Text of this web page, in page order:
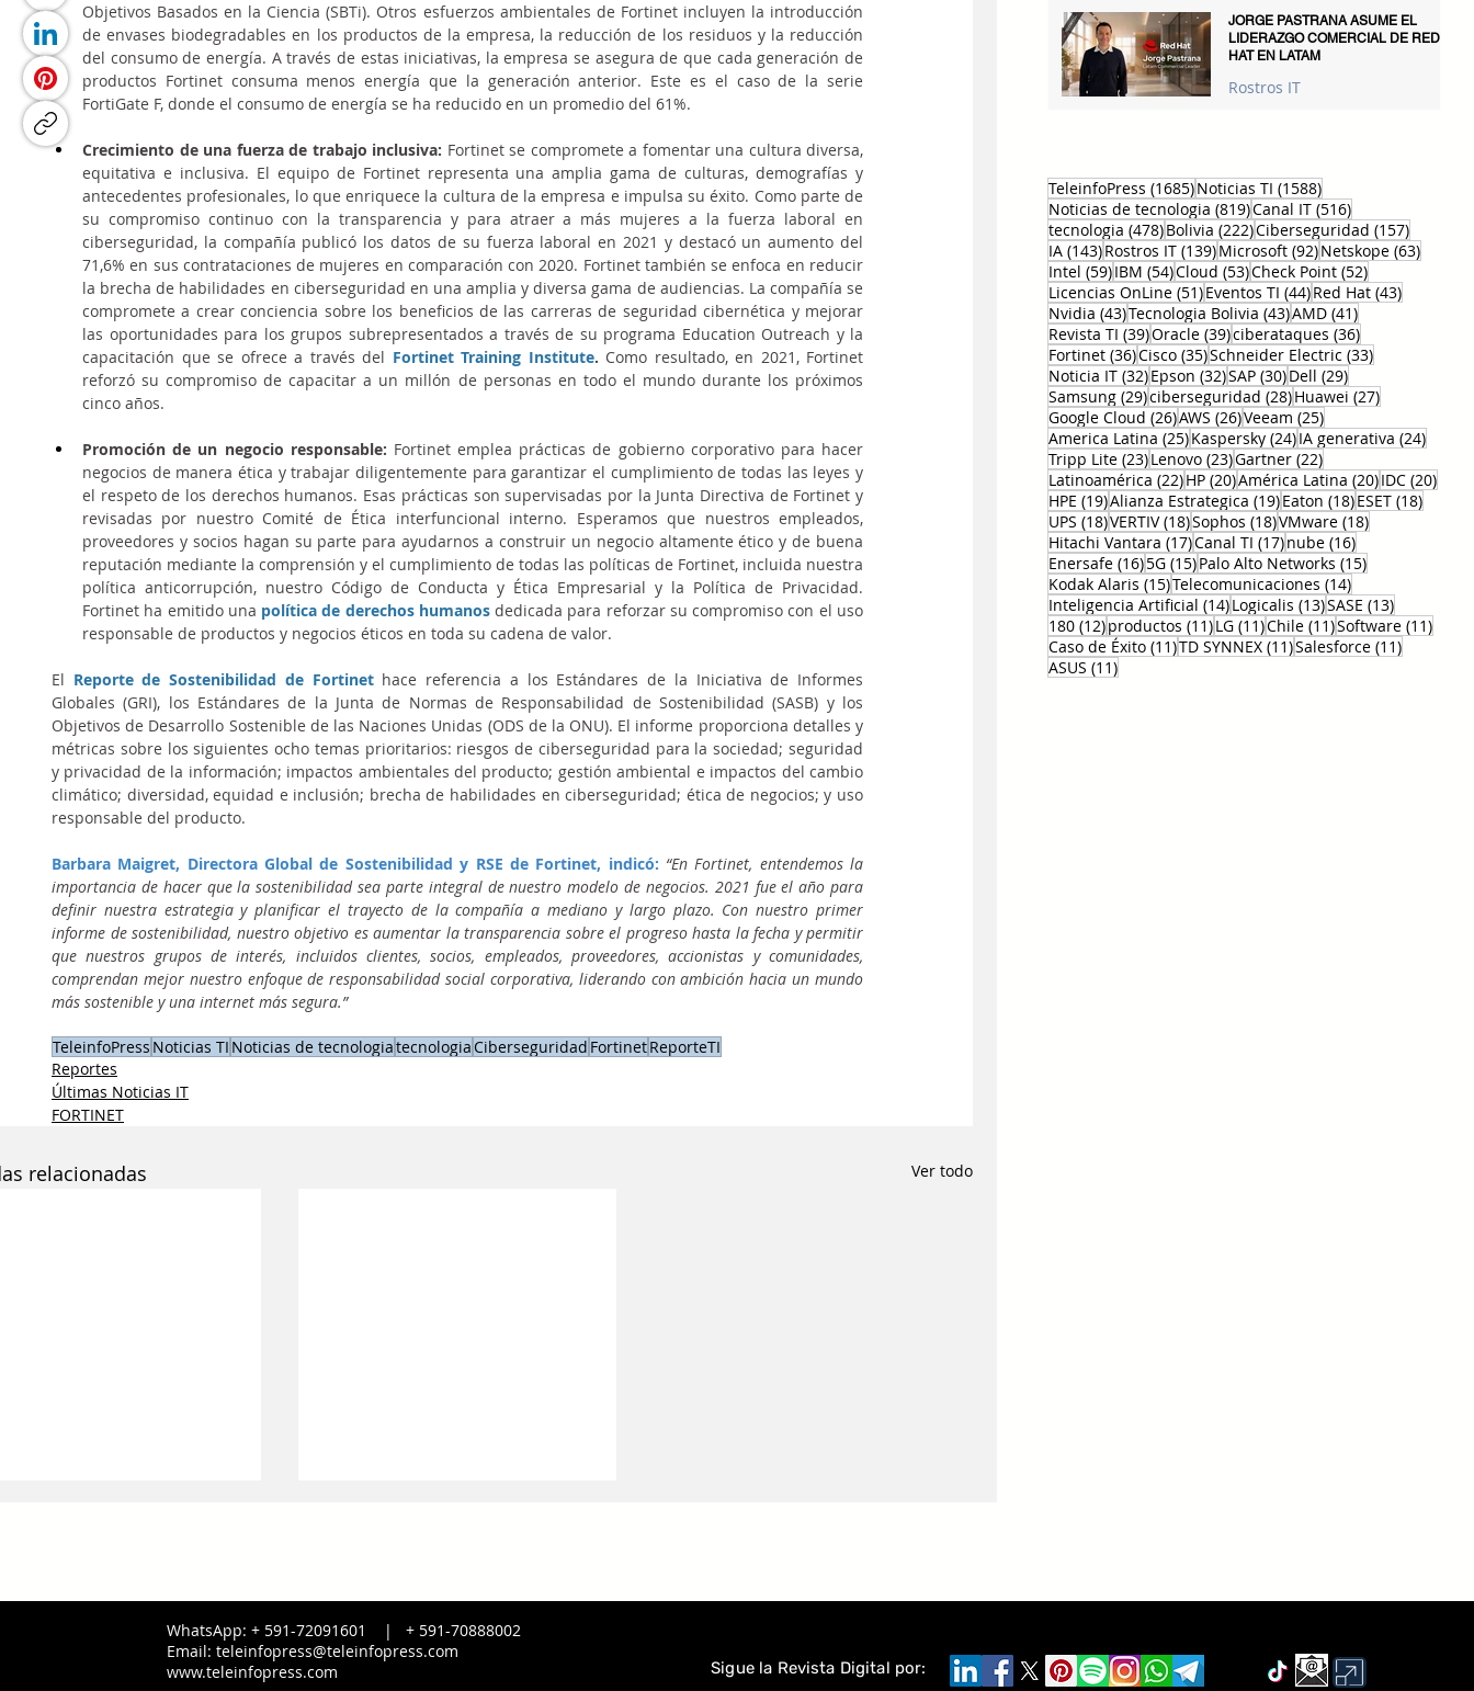
Objetivos Basados ​​en la Ciencia (SBTi). Otros esfuerzos ambientales de Fortinet incluyen la introducción
de envases biodegradables en los productos de la empresa, la reducción de los residuos y la reducción
del consumo de energía. A través de estas iniciativas, la empresa se asegura de que cada generación de
productos Fortinet consuma menos energía que la generación anterior. Este es el caso de la serie
FortiGate F, donde el consumo de energía se ha reducido en un promedio del 61%.
Crecimiento de una fuerza de trabajo inclusiva: Fortinet se compromete a fomentar una cultura diversa,
equitativa e inclusiva. El equipo de Fortinet representa una amplia gama de culturas, demografías y
antecedentes profesionales, lo que enriquece la cultura de la empresa e impulsa su éxito. Como parte de
su compromiso continuo con la transparencia y para atraer a más mujeres a la fuerza laboral en
ciberseguridad, la compañía publicó los datos de su fuerza laboral en 2021 y destacó un aumento del
71,6% en sus contrataciones de mujeres en comparación con 2020. Fortinet también se enfoca en reducir
la brecha de habilidades en ciberseguridad en una amplia y diversa gama de audiencias. La compañía se
compromete a crear conciencia sobre los beneficios de las carreras de seguridad cibernética y mejorar
las oportunidades para los grupos subrepresentados a través de su programa Education Outreach y la
capacitación que se ofrece a través del Fortinet Training Institute. Como resultado, en 2021, Fortinet
reforzó su compromiso de capacitar a un millón de personas en todo el mundo durante los próximos
cinco años.
Promoción de un negocio responsable: Fortinet emplea prácticas de gobierno corporativo para hacer
negocios de manera ética y trabajar diligentemente para garantizar el cumplimiento de todas las leyes y
el respeto de los derechos humanos. Esas prácticas son supervisadas por la Junta Directiva de Fortinet y
revisadas por nuestro Comité de Ética interfuncional interno. Esperamos que nuestros empleados,
proveedores y socios hagan su parte para ayudarnos a construir un negocio altamente ético y de buena
reputación mediante la comprensión y el cumplimiento de todas las políticas de Fortinet, incluida nuestra
política anticorrupción, nuestro Código de Conducta y Ética Empresarial y la Política de Privacidad.
Fortinet ha emitido una política de derechos humanos dedicada para reforzar su compromiso con el uso
responsable de productos y negocios éticos en toda su cadena de valor.
El Reporte de Sostenibilidad de Fortinet hace referencia a los Estándares de la Iniciativa de Informes
Globales (GRI), los Estándares de la Junta de Normas de Responsabilidad de Sostenibilidad (SASB) y los
Objetivos de Desarrollo Sostenible de las Naciones Unidas (ODS de la ONU). El informe proporciona detalles y
métricas sobre los siguientes ocho temas prioritarios: riesgos de ciberseguridad para la sociedad; seguridad
y privacidad de la información; impactos ambientales del producto; gestión ambiental e impactos del cambio
climático; diversidad, equidad e inclusión; brecha de habilidades en ciberseguridad; ética de negocios; y uso
responsable del producto.
Barbara Maigret, Directora Global de Sostenibilidad y RSE de Fortinet, indicó: “En Fortinet, entendemos la
importancia de hacer que la sostenibilidad sea parte integral de nuestro modelo de negocios. 2021 fue el año para
definir nuestra estrategia y planificar el trayecto de la compañía a mediano y largo plazo. Con nuestro primer
informe de sostenibilidad, nuestro objetivo es aumentar la transparencia sobre el progreso hasta la fecha y permitir
que nuestros grupos de interés, incluidos clientes, socios, empleados, proveedores, accionistas y comunidades,
comprendan mejor nuestro enfoque de responsabilidad social corporativa, liderando con ambición hacia un mundo
más sostenible y una internet más segura.”
TeleinfoPress Noticias TI Noticias de tecnologiatecnologiaCiberseguridad FortinetReporteTI
Reportes
Últimas Noticias IT
FORTINET
relacionadas Ver todo
JORGE PASTRANA ASUME EL
LIDERAZGO COMERCIAL DE RED
HAT EN LATAM
Rostros IT
TeleinfoPress (1685)1685 entradas
Noticias TI (1588)1588 entradas
Noticias de tecnologia (819)819 entradas
Canal IT (516)516 entradas
tecnologia (478)478 entradas
Bolivia (222)222 entradas
Ciberseguridad (157)157
IA (143)143 entradas
Rostros IT (139)139 entradas
Microsoft (92)92 entradas
Netskope (63)63
Intel (59)59 entradas
IBM (54)54 entradas
Cloud (53)53 entradas
Check Point (52)52 entradas
Licencias OnLine (51)51 entradas
Eventos TI (44)44 entradas
Red Hat (43)43
Nvidia (43)43 entradas
Tecnologia Bolivia (43)43 entradas
AMD (41)41 entradas
Revista TI (39)39 entradas
Oracle (39)39 entradas
ciberataques (36)36 entradas
Fortinet (36)36 entradas
Cisco (35)35 entradas
Schneider Electric (33)33 entradas
Noticia IT (32)32 entradas
Epson (32)32 entradas
SAP (30)30 entradas
Dell (29)29 entradas
Samsung (29)29 entradas
ciberseguridad (28)28 entradas
Huawei (27)27 entradas
Google Cloud (26)26 entradas
AWS (26)26 entradas
Veeam (25)25 entradas
America Latina (25)25 entradas
Kaspersky (24)24 entradas
IA generativa (24)24
Tripp Lite (23)23 entradas
Lenovo (23)23 entradas
Gartner (22)22 entradas
Latinoamérica (22)22 entradas
HP (20)20 entradas
América Latina (20)20 entradas
IDC (20)20
HPE (19)19 entradas
Alianza Estrategica (19)19 entradas
Eaton (18)18 entradas
ESET (18)18
UPS (18)18 entradas
VERTIV (18)18 entradas
Sophos (18)18 entradas
VMware (18)18 entradas
Hitachi Vantara (17)17 entradas
Canal TI (17)17 entradas
nube (16)16 entradas
Enersafe (16)16 entradas
5G (15)15 entradas
Palo Alto Networks (15)15 entradas
Kodak Alaris (15)15 entradas
Telecomunicaciones (14)14 entradas
Inteligencia Artificial (14)14 entradas
Logicalis (13)13 entradas
SASE (13)13
180 (12)12 entradas
productos (11)11 entradas
LG (11)11 entradas
Chile (11)11 entradas
Software (11)11
Caso de Éxito (11)11 entradas
TD SYNNEX (11)11 entradas
Salesforce (11)11
ASUS (11)11 entradas
WhatsApp: + 591-72091601 | + 591-70888002
Email: teleinfopress@teleinfopress.com
www.teleinfopress.com
Sigue la Revista Digital por: